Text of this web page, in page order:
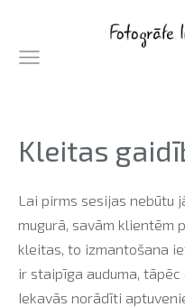
Kleitas
Lai pirms sesijas nebūtu
mugurā, savām klientēm
kleitas, to izmantošana
ir staipīga auduma,
Iekavās norādīti